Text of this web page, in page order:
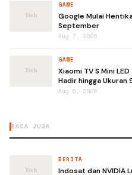
GAME
Google Mulai
September
Aug 7, 2026
GAME
Xiaomi TV S Mini
Hadir hingga Ukuran
Aug 6, 2026
BACA JUGA
BERITA
Indosat dan NVIDIA